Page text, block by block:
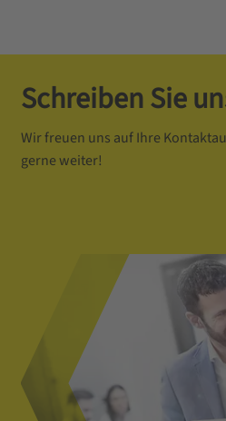
Schreiben Sie
Wir freuen uns auf Ihre
gerne weiter!